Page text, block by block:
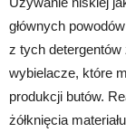
głównych
z tych
wybielacze, które
produkcji butów.
żółknięcia